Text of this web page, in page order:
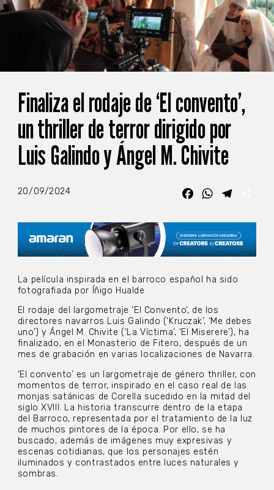
Finaliza el rodaje de ‘El convento’,
un thriller de terror dirigido por
Luis Galindo y Ángel M. Chivite
20/09/2024 FacebookWhatsApp
La película inspirada en el barroco español ha sido
fotografiada por Íñigo Hualde
El rodaje del largometraje ‘El Convento’, de los
directores navarros Luis Galindo (‘Kruczak’, ‘Me debes
uno’) y Ángel M. Chivite (‘La Víctima’, ‘El Miserere’), ha
finalizado, en el Monasterio de Fitero, después de un
mes de grabación en varias localizaciones de Navarra.
‘El convento’ es un largometraje de género thriller, con
momentos de terror, inspirado en el caso real de las
monjas satánicas de Corella sucedido en la mitad del
siglo XVIII. La historia transcurre dentro de la etapa
del Barroco, representada por el tratamiento de la luz
de muchos pintores de la época. Por ello, se ha
buscado, además de imágenes muy expresivas y
escenas cotidianas, que los personajes estén
iluminados y contrastados entre luces naturales y
sombras.